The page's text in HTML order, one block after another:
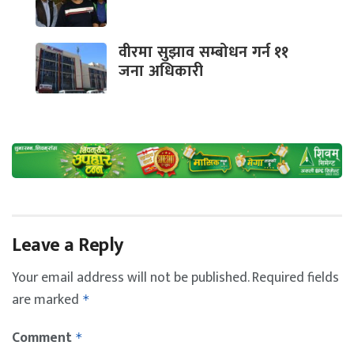
वीरमा सुझाव सम्बोधन गर्न ११
जना अधिकारी
Leave a Reply
Your email address will not be published.Required fields
are marked *
Comment *